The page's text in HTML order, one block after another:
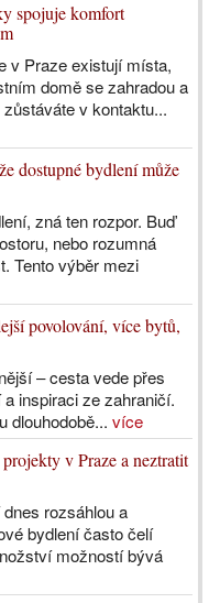
spojuje komfort
v Praze existují místa,
domě se zahradou a
v kontaktu...
dostupné bydlení může
zná ten rozpor. Buď
nebo rozumná
Tento výběr mezi
povolování, více bytů,
– cesta vede přes
inspiraci ze zahraničí.
dlouhodobě... více
v Praze a neztratit
rozsáhlou a
bydlení často čelí
možností bývá